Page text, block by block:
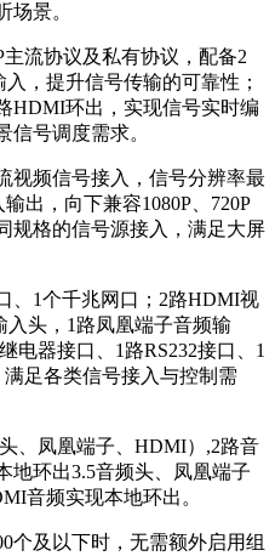
场景。
流协议及私有协议，配备2
，提升信号传输的可靠性；
HDMI环出，实现信号实时编
信号调度需求。
视频信号接入，信号分辨率最
出，向下兼容1080P、720P
规格的信号源接入，满足大屏
、1个千兆网口；2路HDMI视
入头，1路凤凰端子音频输
电器接口、1路RS232接口、1
满足各类信号接入与控制需
、凤凰端子、HDMI）,2路音
地环出3.5音频头、凤凰端子
音频实现本地环出。
个及以下时，无需额外启用组